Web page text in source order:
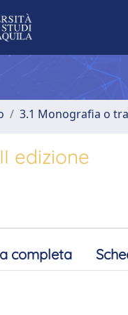
3.1 Monografia o
edizione
completa